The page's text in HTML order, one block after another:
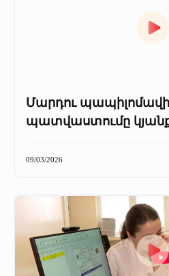
Մարդու
պատվաստումը կյանք
09/03/2026